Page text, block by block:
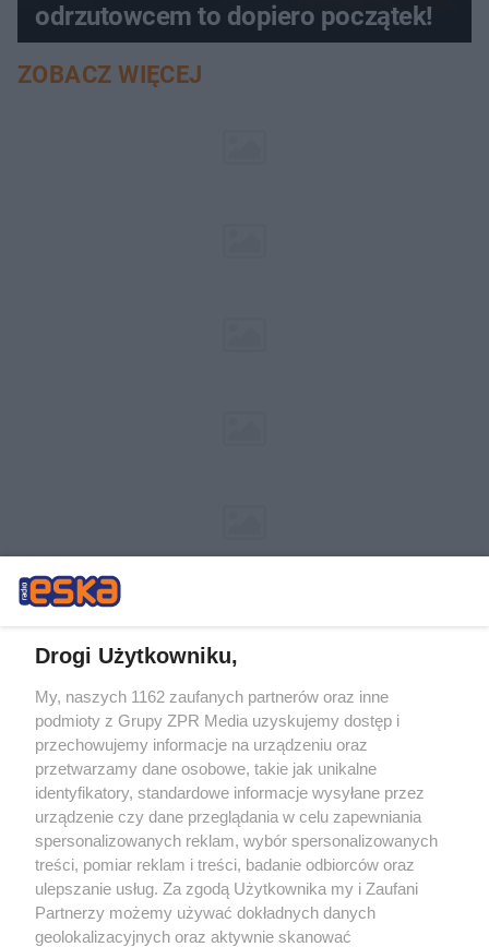
odrzutowcem to dopiero początek!
ZOBACZ WIĘCEJ
Żaden utwór zamieszczony w serwisie nie może być powielany i
rozpowszechniany lub dalej rozpowszechniany w jakikolwiek sposób (w
tym także elektroniczny lub mechaniczny) na jakimkolwiek polu
eksploatacji w jakiejkolwiek formie, włącznie z umieszczaniem w
Internecie bez pisemnej zgody właściciela praw. Jakiekolwiek użycie lub
wykorzystanie utworów w całości lub w części z naruszeniem prawa,
tzn. bez właściwej zgody, jest zabronione pod groźbą kary i może być
ścigane prawnie.
Drogi Użytkowniku,
My, naszych 1162 zaufanych partnerów oraz inne
podmioty z Grupy ZPR Media uzyskujemy dostęp i
przechowujemy informacje na urządzeniu oraz
przetwarzamy dane osobowe, takie jak unikalne
identyfikatory, standardowe informacje wysyłane przez
urządzenie czy dane przeglądania w celu zapewniania
spersonalizowanych reklam, wybór spersonalizowanych
treści, pomiar reklam i treści, badanie odbiorców oraz
ulepszanie usług. Za zgodą Użytkownika my i Zaufani
Partnerzy możemy używać dokładnych danych
geolokalizacyjnych oraz aktywnie skanować